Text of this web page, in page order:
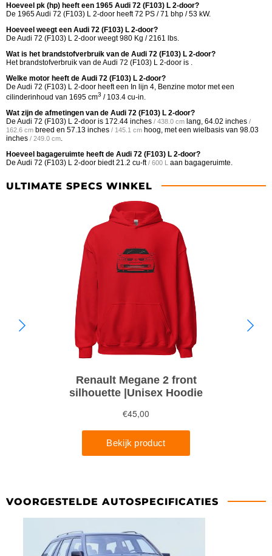
Hoeveel pk (hp) heeft een 1965 Audi 72 (F103) L 2-door?
De 1965 Audi 72 (F103) L 2-door heeft 72 PS / 71 bhp / 53 kW.
Hoeveel weegt een Audi 72 (F103) L 2-door?
De Audi 72 (F103) L 2-door weegt 980 Kg / 2161 lbs.
Wat is het brandstofverbruik van de Audi 72 (F103) L 2-door?
Het brandstofverbruik van de Audi 72 (F103) L 2-door is .
Welke motor heeft de Audi 72 (F103) L 2-door?
De Audi 72 (F103) L 2-door heeft een In lijn 4, Benzine motor met een
cilinderinhoud van 1695 cm3 / 103.4 cu-in.
Wat zijn de afmetingen van de Audi 72 (F103) L 2-door?
De Audi 72 (F103) L 2-door is 172.44 inches / 438.0 cm lang, 64.02 inches /
162.6 cm breed en 57.13 inches / 145.1 cm hoog, met een wielbasis van 98.03
inches / 249.0 cm.
Hoeveel bagageruimte heeft de Audi 72 (F103) L 2-door?
De Audi 72 (F103) L 2-door biedt21.2 cu-ft / 600 L aan bagageruimte.
ULTIMATE SPECS WINKEL
VOORGESTELDE AUTOSPECIFICATIES